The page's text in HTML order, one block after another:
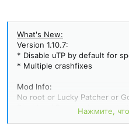
What's New:
Version 1.10.7:
* Disable uTP by default for
* Multiple crashfixes
Mod Info:
No root or Lucky Patcher or
Disabled / RemovedНажмите,